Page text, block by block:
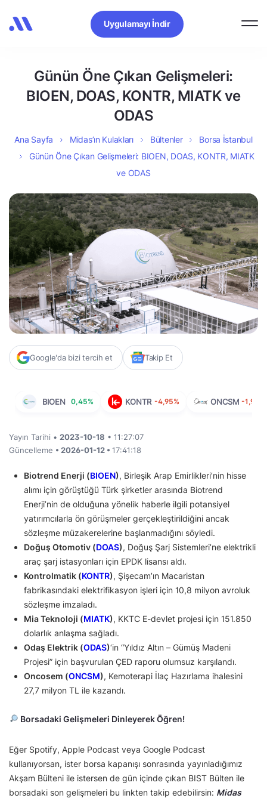
Uygulamayı İndir
Günün Öne Çıkan Gelişmeleri:
BIOEN, DOAS, KONTR, MIATK ve
ODAS
Ana Sayfa Midas’ın Kulakları Bültenler
Borsa İstanbul
Günün Öne Çıkan Gelişmeleri: BIOEN, DOAS, KONTR, MIATK
ve ODAS
Google'da bizi tercih et Takip Et
BIOEN 0,45% KONTR -4,95% ONCSM -1,98%
Yayın Tarihi • 2023-10-18 • 11:27:07
Güncelleme • 2026-01-12 • 17:41:18
Biotrend Enerji (BIOEN), Birleşik Arap Emirlikleri’nin hisse
alımı için görüştüğü Türk şirketler arasında Biotrend
Enerji’nin de olduğuna yönelik haberle ilgili potansiyel
yatırımcılarla ön görüşmeler gerçekleştirildiğini ancak
sözleşme müzakerelerine başlanmadığını söyledi.
Doğuş Otomotiv (DOAS), Doğuş Şarj Sistemleri’ne elektrikli
araç şarj istasyonları için EPDK lisansı aldı.
Kontrolmatik (KONTR), Şişecam’ın Macaristan
fabrikasındaki elektrifikasyon işleri için 10,8 milyon avroluk
sözleşme imzaladı.
Mia Teknoloji (MIATK), KKTC E-devlet projesi için 151.850
dolarlık anlaşma sağladı.
Odaş Elektrik (ODAS)‘in “Yıldız Altın – Gümüş Madeni
Projesi” için başvurulan ÇED raporu olumsuz karşılandı.
Oncosem (ONCSM), Kemoterapi İlaç Hazırlama ihalesini
27,7 milyon TL ile kazandı.
Borsadaki Gelişmeleri Dinleyerek Öğren!
Eğer Spotify, Apple Podcast veya Google Podcast
kullanıyorsan, ister borsa kapanışı sonrasında yayınladığımız
Akşam Bülteni ile istersen de gün içinde çıkan BIST Bülten ile
borsadaki son gelişmeleri bu linkten takip edebilirsin: Midas